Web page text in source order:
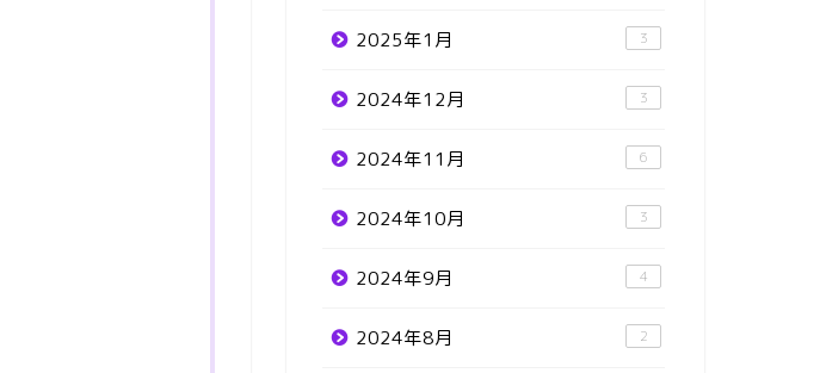
2025年1月 3
2024年12月 3
2024年11月 6
2024年10月 3
2024年9月 4
2024年8月 2